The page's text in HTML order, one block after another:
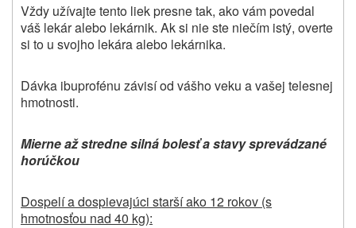
Vždy užívajte tento liek presne tak, ako vám povedal
váš lekár alebo lekárnik. Ak si nie ste niečím istý, overte
si to u svojho lekára alebo lekárnika.
Dávka ibuprofénu závisí od vášho veku a vašej telesnej
hmotnosti.
Mierne až stredne silná bolesť a stavy sprevádzané
horúčkou
Dospelí a dospievajúci starší ako 12 rokov (s
hmotnosťou nad 40 kg):